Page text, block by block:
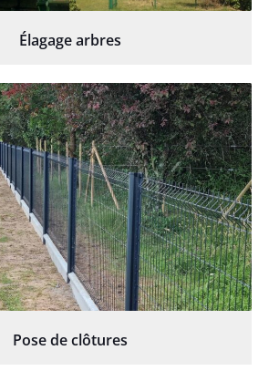
Élagage arbres
Pose de clôtures